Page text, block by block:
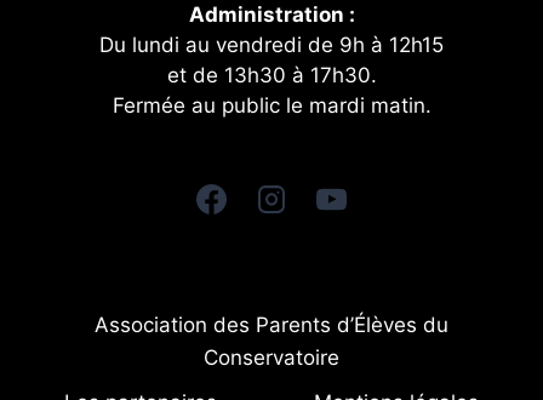
Administration :
Du lundi au vendredi de 9h à 12h15
et de 13h30 à 17h30.
Fermée au public le mardi matin.
Association des Parents d’Élèves du
Conservatoire